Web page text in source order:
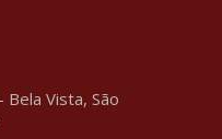
Bela Vista, São